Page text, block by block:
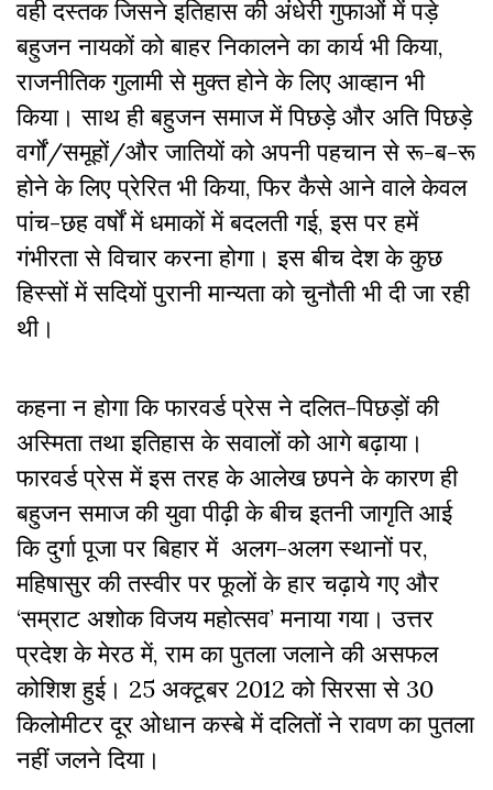
वही दस्तक जिसने इतिहास की अंधेरी गुफाओं में पड़े
बहुजन नायकों को बाहर निकालने का कार्य भी किया,
राजनीतिक गुलामी से मुक्त होने के लिए आव्हान भी
किया। साथ ही बहुजन समाज में पिछड़े और अति पिछड़े
वर्गों/समूहों/और जातियों को अपनी पहचान से रू-ब-रू
होने के लिए प्रेरित भी किया, फिर कैसे आने वाले केवल
पांच-छह वर्षों में धमाकों में बदलती गई, इस पर हमें
गंभीरता से विचार करना होगा। इस बीच देश के कुछ
हिस्सों में सदियों पुरानी मान्यता को चुनौती भी दी जा रही
थी।
कहना न होगा कि फारवर्ड प्रेस ने दलित-पिछड़ों की
अस्मिता तथा इतिहास के सवालों को आगे बढ़ाया।
फारवर्ड प्रेस में इस तरह के आलेख छपने के कारण ही
बहुजन समाज की युवा पीढ़ी के बीच इतनी जागृति आई
कि दुर्गा पूजा पर बिहार में अलग-अलग स्थानों पर,
महिषासुर की तस्वीर पर फूलों के हार चढ़ाये गए और
‘सम्राट अशोक विजय महोत्सव’ मनाया गया। उत्तर
प्रदेश के मेरठ में, राम का पुतला जलाने की असफल
कोशिश हुई। 25 अक्टूबर 2012 को सिरसा से 30
किलोमीटर दूर ओधान कस्बे में दलितों ने रावण का पुतला
नहीं जलने दिया।